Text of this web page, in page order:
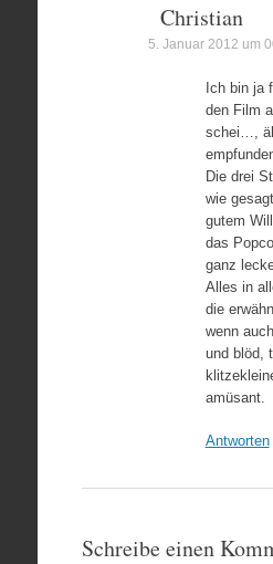
Christian
5. Januar 2012 um
Ich bin ja
den Film
schei…,
Die drei
wie
gutem
das
ganz
Alles in
die
wenn
und blöd,
amüsant.
Antworten
Schreibe einen